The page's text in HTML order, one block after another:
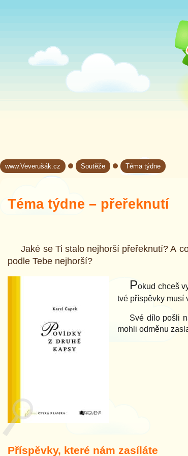
www.Veverušák.cz→ Soutěže
→ Téma týdne
Téma týdne – přeřeknutí
Jaké se Ti stalo nejhorší přeřeknutí? A
podle Tebe nejhorší?
Pokud chceš
tvé příspěvky musí
Své dílo pošli
mohli odměnu
Příspěvky, které nám zasíláte